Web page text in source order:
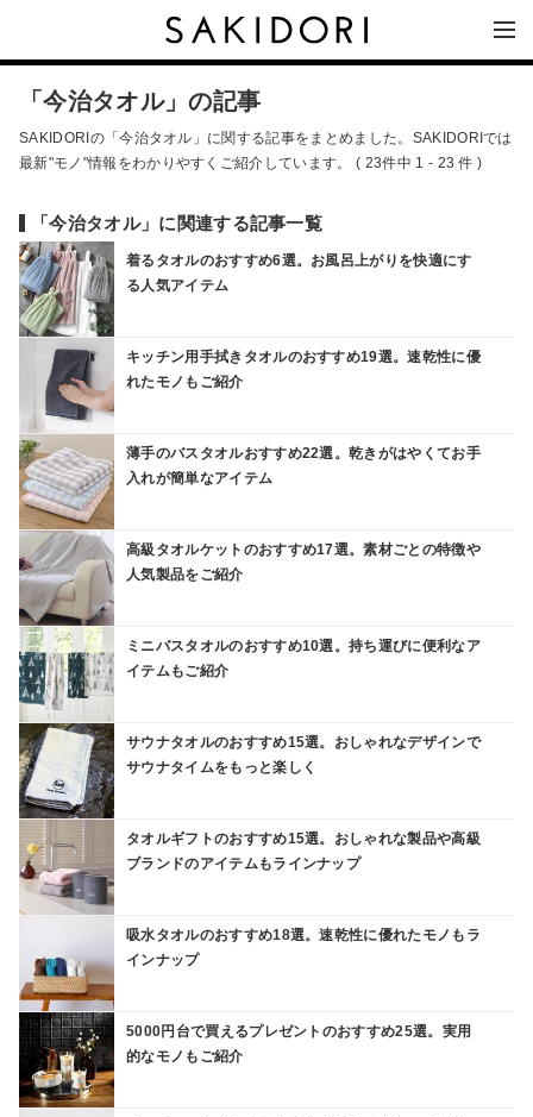
「今治タオル」の記事
SAKIDORIの「今治タオル」に関する記事をまとめました。SAKIDORIでは
最新"モノ"情報をわかりやすくご紹介しています。 ( 23件中 1 - 23 件 )
「今治タオル」に関連する記事一覧
着るタオルのおすすめ6選。お風呂上がりを快適にす
る人気アイテム
キッチン用手拭きタオルのおすすめ19選。速乾性に優
れたモノもご紹介
薄手のバスタオルおすすめ22選。乾きがはやくてお手
入れが簡単なアイテム
高級タオルケットのおすすめ17選。素材ごとの特徴や
人気製品をご紹介
ミニバスタオルのおすすめ10選。持ち運びに便利なア
イテムもご紹介
サウナタオルのおすすめ15選。おしゃれなデザインで
サウナタイムをもっと楽しく
タオルギフトのおすすめ15選。おしゃれな製品や高級
ブランドのアイテムもラインナップ
吸水タオルのおすすめ18選。速乾性に優れたモノもラ
インナップ
5000円台で買えるプレゼントのおすすめ25選。実用
的なモノもご紹介